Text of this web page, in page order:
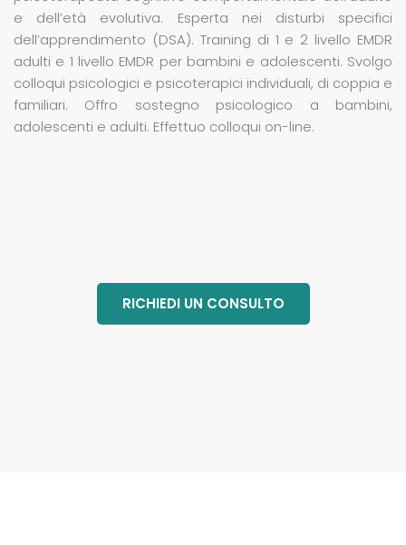
e dell’età evolutiva. Esperta nei disturbi specifici
dell’apprendimento (DSA). Training di 1 e 2 livello EMDR
adulti e 1 livello EMDR per bambini e adolescenti. Svolgo
colloqui psicologici e psicoterapici individuali, di coppia e
familiari. Offro sostegno psicologico a bambini,
adolescenti e adulti. Effettuo colloqui on-line.
RICHIEDI UN CONSULTO